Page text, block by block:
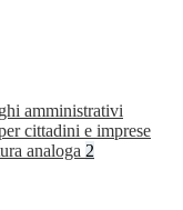
amministrativi
cittadini e imprese
analoga 2